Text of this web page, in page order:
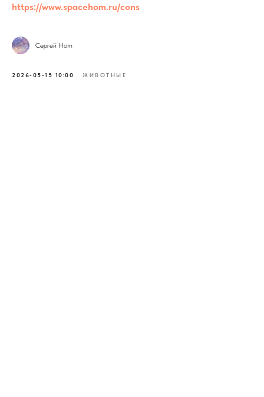
https://www.spacehom.ru/cons
Сергей Hom
2026-05-15 10:00 ЖИВОТНЫЕ